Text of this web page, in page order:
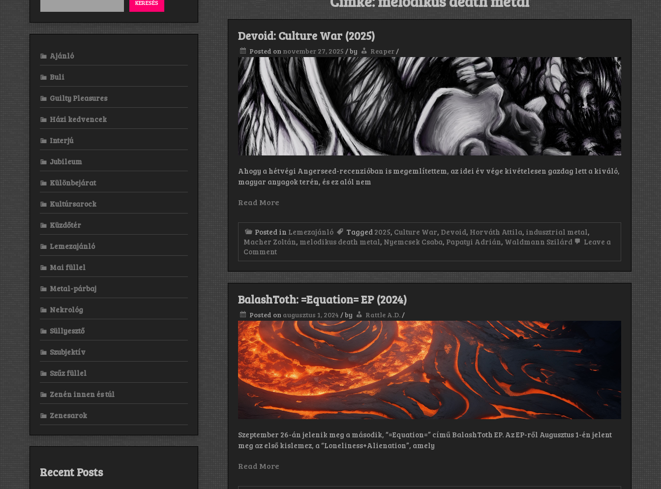
Devoid: Culture War (2025)
Posted on november 27, 2025 /by Reaper/
Ahogy a hétvégi Angerseed-recenzióban is megemlítettem, az idei év vége kivételesen gazdag lett a kiváló,
magyar anyagok terén, és ez alól nem
Read More
Posted in Lemezajánló Tagged 2025, Culture War, Devoid, Horváth Attila, indusztrial metal,
Macher Zoltán, melodikus death metal, Nyemcsek Csaba, Papatyi Adrián, Waldmann Szilárd
Leave a
Commenton
Devoid:
(2025)
BalashToth: =Equation= EP (2024)
Posted on augusztus 1, 2024 /by Rattle A.D. /
Szeptember 26-án jelenik meg a második, “=Equation=” című BalashToth EP. Az EP-ről Augusztus 1-én jelent
meg az első kislemez, a “Loneliness+Alienation”, amely
Read More
KERESÉS
Ajánló
Buli
Guilty Pleasures
Házi kedvencek
Interjú
Jubileum
Különbejárat
Kultúrsarock
Küzdőtér
Lemezajánló
Mai füllel
Metal-párbaj
Nekrológ
Süllyesztő
Szubjektív
Szűz füllel
Zenén innen és túl
Zenesarok
Recent Posts